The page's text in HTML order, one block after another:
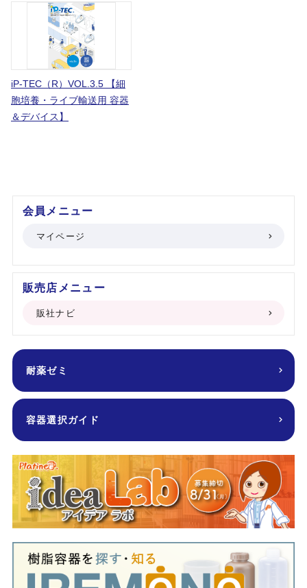
iP-TEC（R）VOL.3.5 【細
胞培養・ライブ輸送用 容器
＆デバイス】
会員メニュー
マイページ
販売店メニュー
販社ナビ
耐薬ゼミ
容器選択ガイド